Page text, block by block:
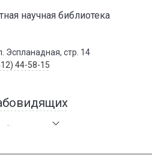
научная библиотека
Эспланадная, стр. 14
44-58-15